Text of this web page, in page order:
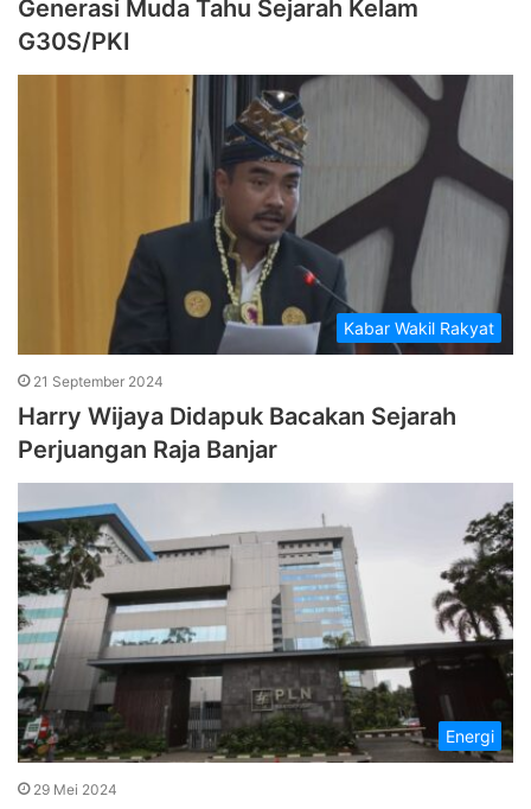
Generasi Muda Tahu Sejarah Kelam
G30S/PKI
Kabar Wakil Rakyat
21 September 2024
Harry Wijaya Didapuk Bacakan Sejarah
Perjuangan Raja Banjar
Energi
29 Mei 2024